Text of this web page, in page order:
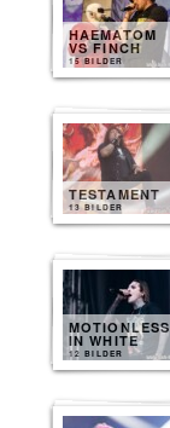
HAEMATOM
VS FINCH
15 BILDER
TESTAMENT
13 BILDER
MOTIONLESS
IN WHITE
12 BILDER